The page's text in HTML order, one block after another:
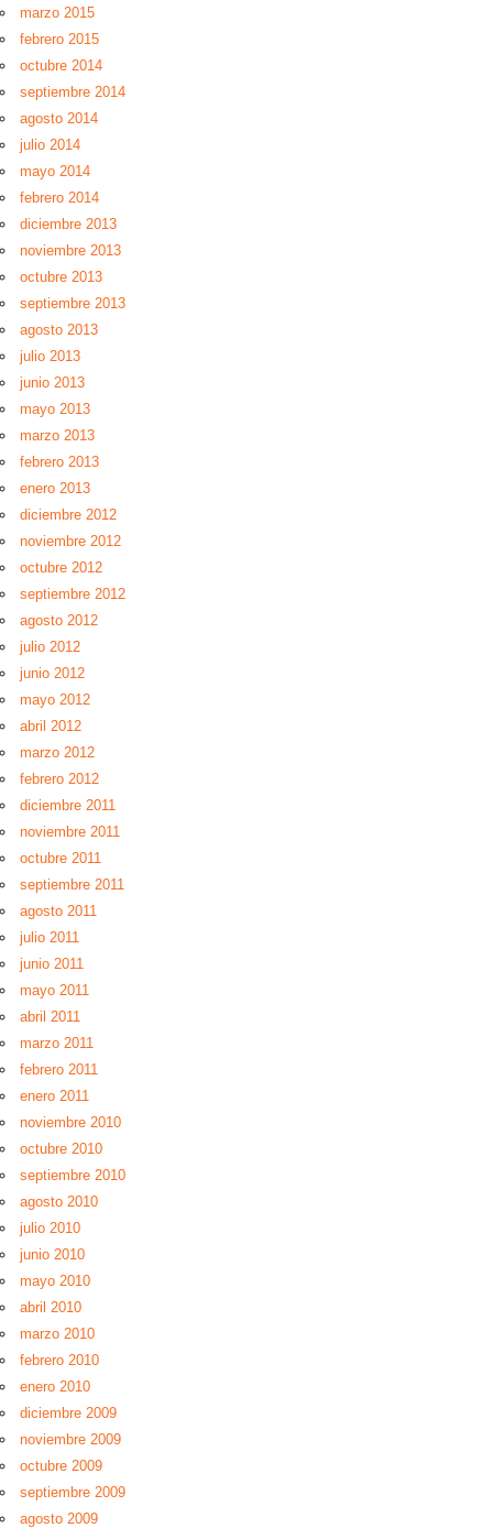
marzo 2015
febrero 2015
octubre 2014
septiembre 2014
agosto 2014
julio 2014
mayo 2014
febrero 2014
diciembre 2013
noviembre 2013
octubre 2013
septiembre 2013
agosto 2013
julio 2013
junio 2013
mayo 2013
marzo 2013
febrero 2013
enero 2013
diciembre 2012
noviembre 2012
octubre 2012
septiembre 2012
agosto 2012
julio 2012
junio 2012
mayo 2012
abril 2012
marzo 2012
febrero 2012
diciembre 2011
noviembre 2011
octubre 2011
septiembre 2011
agosto 2011
julio 2011
junio 2011
mayo 2011
abril 2011
marzo 2011
febrero 2011
enero 2011
noviembre 2010
octubre 2010
septiembre 2010
agosto 2010
julio 2010
junio 2010
mayo 2010
abril 2010
marzo 2010
febrero 2010
enero 2010
diciembre 2009
noviembre 2009
octubre 2009
septiembre 2009
agosto 2009